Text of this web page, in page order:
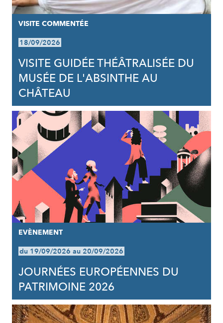
VISITE COMMENTÉE
18/09/2026
VISITE GUIDÉE THÉÂTRALISÉE DU
MUSÉE DE L'ABSINTHE AU
CHÂTEAU
EVÈNEMENT
du 19/09/2026 au 20/09/2026
JOURNÉES EUROPÉENNES DU
PATRIMOINE 2026